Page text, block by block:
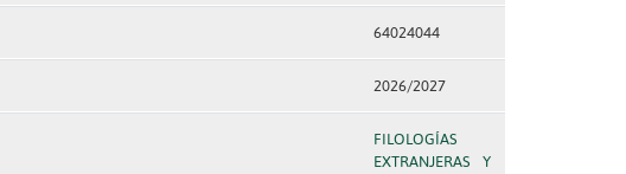
64024044
2026/2027
FILOLOGÍAS
EXTRANJERAS Y